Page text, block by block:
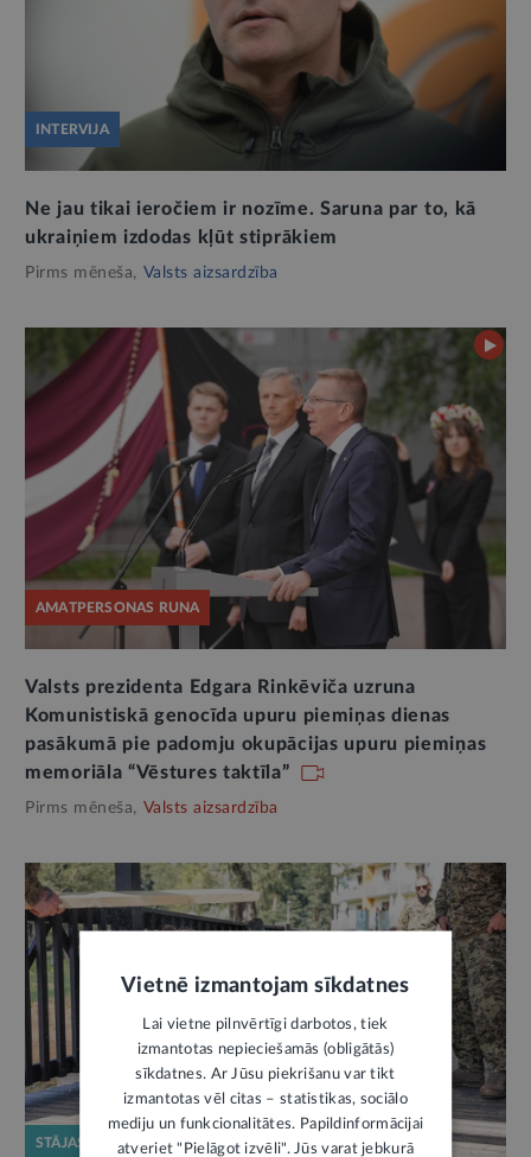
INTERVIJA
Ne jau tikai ieročiem ir nozīme. Saruna par to, kā
ukraiņiem izdodas kļūt stiprākiem
Pirms mēneša, Valsts aizsardzība
AMATPERSONAS RUNA
Valsts prezidenta Edgara Rinkēviča uzruna
Komunistiskā genocīda upuru piemiņas dienas
pasākumā pie padomju okupācijas upuru piemiņas
memoriāla “Vēstures taktīla”
Pirms mēneša, Valsts aizsardzība
STĀJAS SPĒKĀ
Vietnē izmantojam sīkdatnes
Lai vietne pilnvērtīgi darbotos, tiek
izmantotas nepieciešamās (obligātās)
sīkdatnes. Ar Jūsu piekrišanu var tikt
izmantotas vēl citas – statistikas, sociālo
mediju un funkcionalitātes. Papildinformācijai
atveriet "Pielāgot izvēli". Jūs varat jebkurā